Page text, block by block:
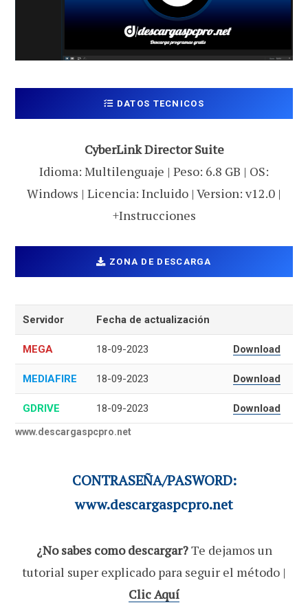
DATOS TECNICOS
CyberLink Director Suite
Idioma: Multilenguaje | Peso: 6.8 GB | OS:
Windows | Licencia: Incluido | Version: v12.0 |
+Instrucciones
ZONA DE DESCARGA
Servidor Fecha de actualización
MEGA 18-09-2023 Download
MEDIAFIRE 18-09-2023 Download
GDRIVE 18-09-2023 Download
www.descargaspcpro.net
CONTRASEÑA/PASWORD:
www.descargaspcpro.net
¿No sabes como descargar?Te dejamos un
tutorial super explicado para seguir el método |
Clic Aquí